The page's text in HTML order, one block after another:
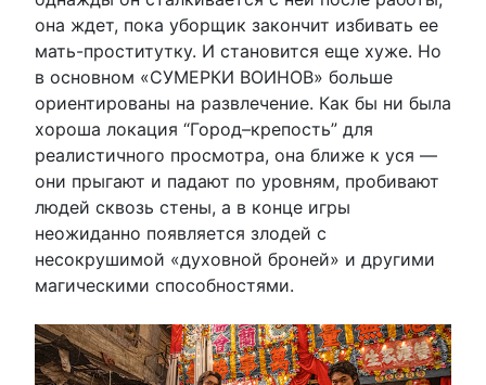
она ждет, пока уборщик закончит избивать ее
мать-проститутку. И становится еще хуже. Но
в основном «СУМЕРКИ ВОИНОВ» больше
ориентированы на развлечение. Как бы ни была
хороша локация “Город–крепость” для
реалистичного просмотра, она ближе к уся —
они прыгают и падают по уровням, пробивают
людей сквозь стены, а в конце игры
неожиданно появляется злодей с
несокрушимой «духовной броней» и другими
магическими способностями.